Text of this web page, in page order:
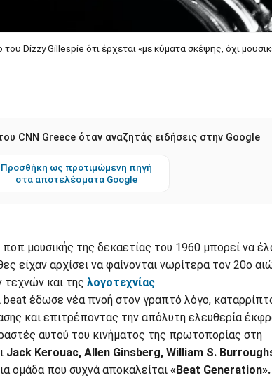
Dizzy Gillespie ότι έρχεται «με κύματα σκέψης, όχι
CNN Greece όταν αναζητάς ειδήσεις στην Google
Προσθήκη ως προτιμώμενη πηγή
στα αποτελέσματα Google
μουσικής της δεκαετίας του 1960 μπορεί να
είχαν αρχίσει να φαίνονται νωρίτερα τον 20ο
και της λογοτεχνίας.
beat έδωσε νέα πνοή στον γραπτό λόγο,
και επιτρέποντας την απόλυτη ελευθερία
αυτού του κινήματος της πρωτοπορίας στη
Jack Kerouac, Allen Ginsberg, William S.
ομάδα που συχνά αποκαλείται «Beat Generation».